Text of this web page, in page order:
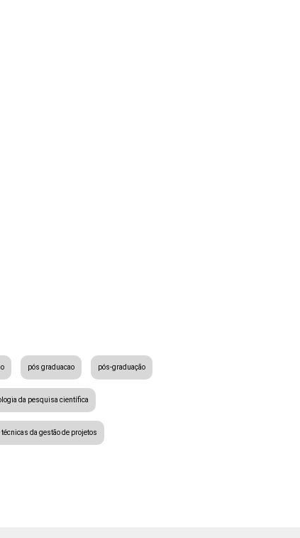
pós graduacao pós-graduação
da pesquisa científica
técnicas da gestão de projetos